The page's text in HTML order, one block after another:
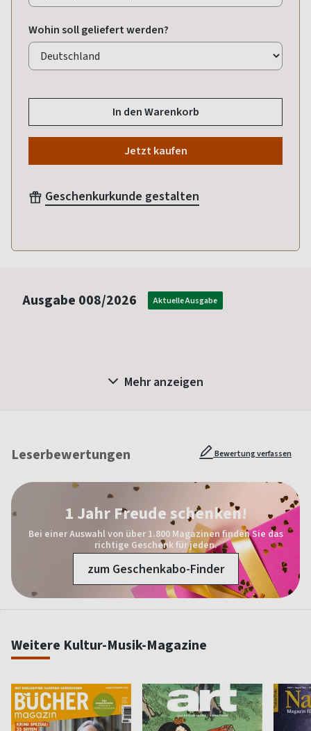
Wohin soll geliefert werden?
In den Warenkorb
Jetzt kaufen
Geschenkurkunde gestalten
Ausgabe 008/2026 Aktuelle Ausgabe
Mehr anzeigen
Leserbewertungen Bewertung verfassen
1 Jahr Freude schenken!
Bei einer Auswahl von über 1.800 Magazinen finden Sie das
richtige Geschenk für jeden.
zum Geschenkabo-Finder
Weitere Kultur-Musik-Magazine